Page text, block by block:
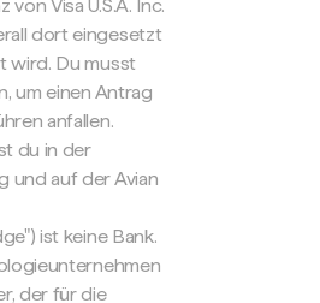
Visa U.S.A. Inc.
dort eingesetzt
wird. Du musst
um einen Antrag
anfallen.
du in der
und auf der Avian
ist keine Bank.
der für die